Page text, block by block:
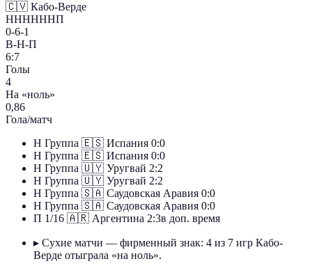
🇨🇻 Кабо-Верде
ННННННП
0-6-1
В-Н-П
6:7
Голы
4
На «ноль»
0,86
Гола/матч
Н Группа 🇪🇸 Испания 0:0
Н Группа 🇪🇸 Испания 0:0
Н Группа 🇺🇾 Уругвай 2:2
Н Группа 🇺🇾 Уругвай 2:2
Н Группа 🇸🇦 Саудовская Аравия 0:0
Н Группа 🇸🇦 Саудовская Аравия 0:0
П 1/16 🇦🇷 Аргентина 2:3в доп. время
▸ Сухие матчи — фирменный знак: 4 из 7 игр Кабо-
Верде отыграла «на ноль».